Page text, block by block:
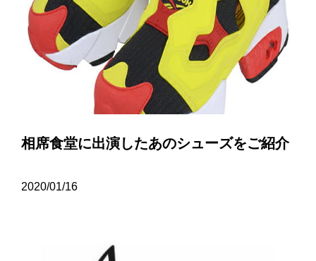
相席食堂に出演したあのシューズをご紹介
2020/01/16